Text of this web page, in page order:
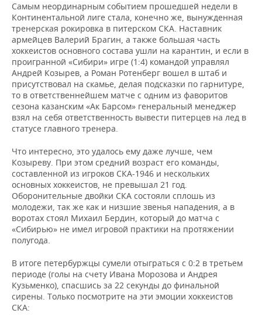
КИБЕРСПОРТ
ФИГУРНОЕ КАТАНИЕ
ВОДНЫЕ ВИДЫ СПОРТА
ХОККЕЙ С МЯЧОМ
КУЛЬТУРА
МЕДИЦИНА
ОБРАЗОВАНИЕ
ПРОИСШЕСТВИЯ
СПИСОК КОМПАНИЙ
Самым неординарным событием прошедшей недели в
Континентальной лиге стала, конечно же, вынужденная
тренерская рокировка в питерском СКА. Наставник
армейцев Валерий Брагин, а также большая часть
хоккеистов основного состава ушли на карантин, и если в
проигранной «Сибири» игре (1:4) командой управлял
Андрей Козырев, а Роман Ротенберг вошел в штаб и
присутствовал на скамье, делая подсказки по гарнитуре,
то в ответственнейшем матче с одним из фаворитов
сезона казанским «Ак Барсом» генеральный менеджер
взял на себя ответственность вывести питерцев на лед в
статусе главного тренера.
Что интересно, это удалось ему даже лучше, чем
Козыреву. При этом средний возраст его команды,
составленной из игроков СКА-1946 и нескольких
основных хоккеистов, не превышал 21 год.
Оборонительные двойки СКА состояли сплошь из
молодежи, так же как и низшие звенья нападения, а в
воротах стоял Михаил Бердин, который до матча с
«Сибирью» не имел игровой практики на протяжении
полугода.
В итоге петербуржцы сумели отыграться с 0:2 в третьем
периоде (голы на счету Ивана Морозова и Андрея
Кузьменко), спасшись за 22 секунды до финальной
сирены. Только посмотрите на эти эмоции хоккеистов
СКА: